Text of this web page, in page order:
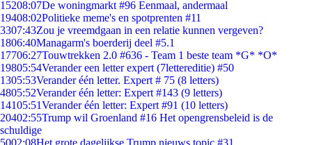
15208:07De woningmarkt #96 Eenmaal, andermaal
19408:02Politieke meme's en spotprenten #11
3307:43Zou je vreemdgaan in een relatie kunnen vergeven?
1806:40Managarm's boerderij deel #5.1
17706:27Touwtrekken 2.0 #636 - Team 1 beste team *G* *O*
19805:54Verander een letter expert (7lettereditie) #50
1305:53Verander één letter. Expert # 75 (8 letters)
4805:52Verander één letter: Expert #143 (9 letters)
14105:51Verander één letter: Expert #91 (10 letters)
20402:55Trump wil Groenland #16 Het opengrensbeleid is de
schuldige
5002:08Het grote dagelijkse Trump nieuws topic #31